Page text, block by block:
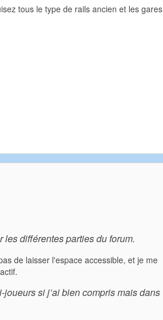
tous le type de rails ancien et les gares
différentes parties du forum.
de laisser l'espace accessible, et je me
joueurs si j’ai bien compris mais dans